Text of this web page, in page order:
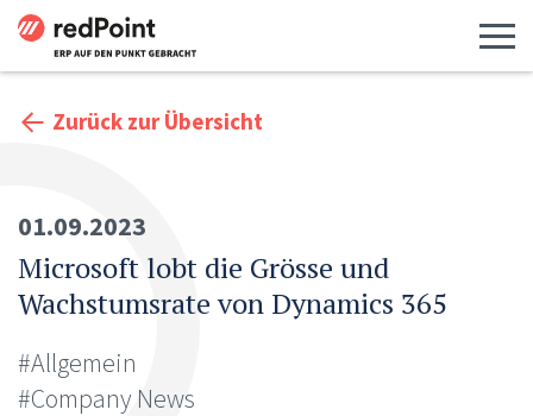
Zurück zur Übersicht
01.09.2023
Microsoft lobt die Grösse und
Wachstumsrate von Dynamics 365
#Allgemein
#Company News